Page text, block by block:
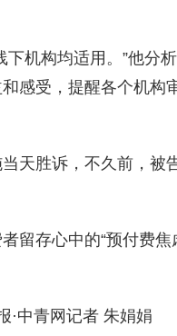
构均适用。”他分析
感受，提醒各个机
胜诉，不久前，被
存心中的“预付费焦
中青网记者 朱娟娟